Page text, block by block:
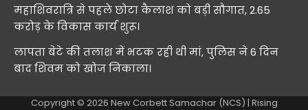
महाशिवरात्रि से पहले छोटा कैलाश को बड़ी सौगात, 2.65
करोड़ के विकास कार्य शुरू।
लापता बेटे की तलाश में भटक रही थी मां, पुलिस ने 6 दिन
बाद शिवम को खोज निकाला।
Copyright © 2026 New Corbett Samachar (NCS) | Rising